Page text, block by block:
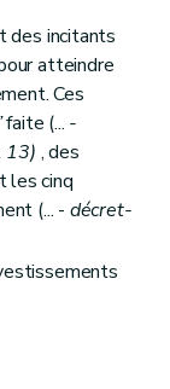
des incitants
atteindre
Ces
faite (... -
13) , des
les cinq
(... - décret-